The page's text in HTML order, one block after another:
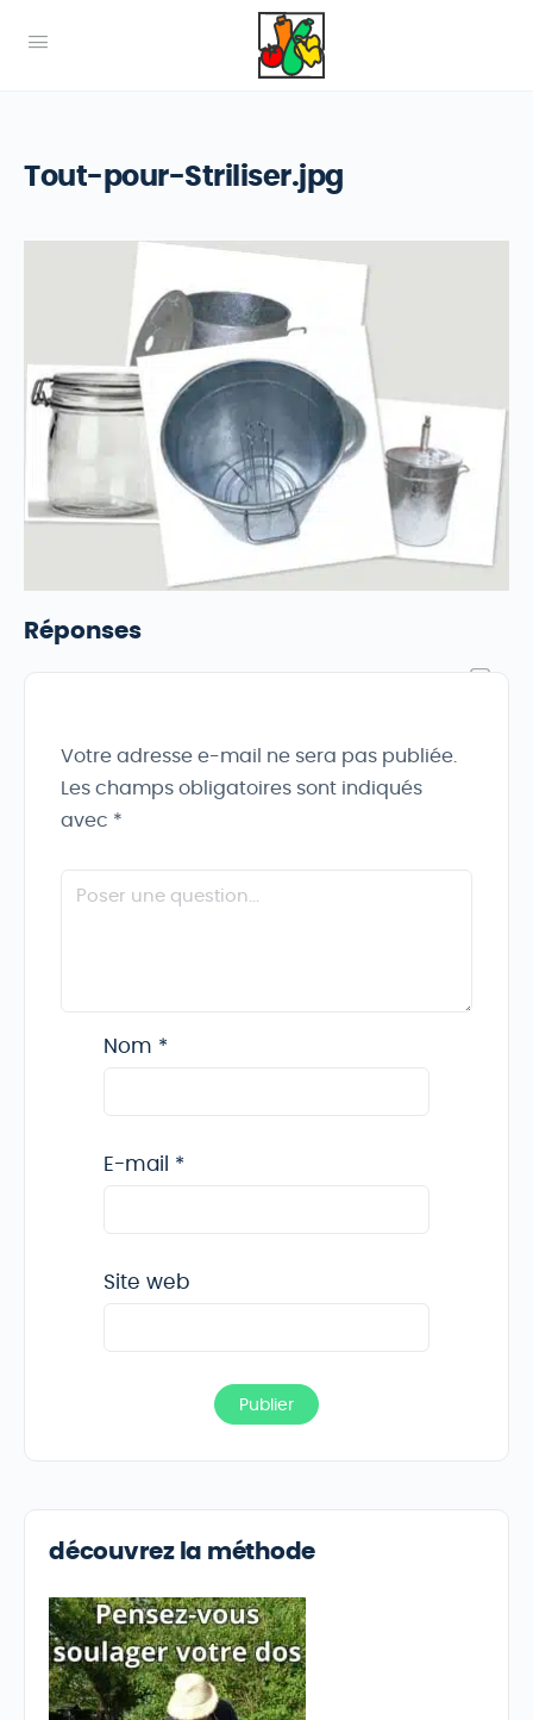
Tout-pour-Striliser.jpg
Réponses
Votre adresse e-mail ne sera pas publiée.
Les champs obligatoires sont indiqués
avec *
Nom *
E-mail *
Site web
découvrez la méthode